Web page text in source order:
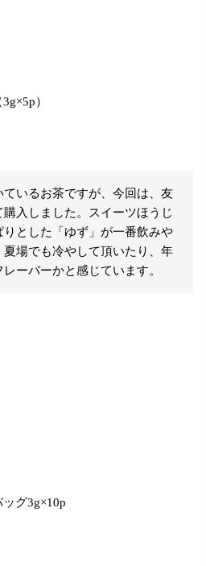
）
いるお茶ですが、今回は、友
入しました。スイーツほうじ
とした「ゆず」が一番飲みや
場でも冷やして頂いたり、年
ーバーかと感じています。
グ3g×10p